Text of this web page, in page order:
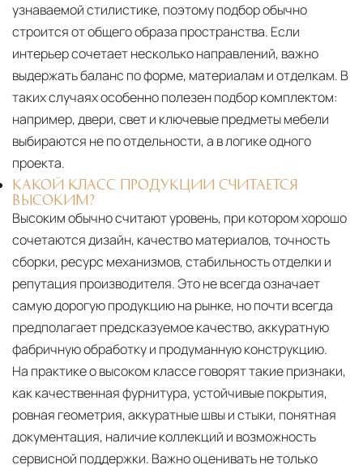
узнаваемой стилистике, поэтому подбор обычно
строится от общего образа пространства. Если
интерьер сочетает несколько направлений, важно
выдержать баланс по форме, материалам и отделкам. В
таких случаях особенно полезен подбор комплектом:
например, двери, свет и ключевые предметы мебели
выбираются не по отдельности, а в логике одного
проекта.
КАКОЙ КЛАСС ПРОДУКЦИИ СЧИТАЕТСЯ
ВЫСОКИМ?
Высоким обычно считают уровень, при котором хорошо
сочетаются дизайн, качество материалов, точность
сборки, ресурс механизмов, стабильность отделки и
репутация производителя. Это не всегда означает
самую дорогую продукцию на рынке, но почти всегда
предполагает предсказуемое качество, аккуратную
фабричную обработку и продуманную конструкцию.
На практике о высоком классе говорят такие признаки,
как качественная фурнитура, устойчивые покрытия,
ровная геометрия, аккуратные швы и стыки, понятная
документация, наличие коллекций и возможность
сервисной поддержки. Важно оценивать не только